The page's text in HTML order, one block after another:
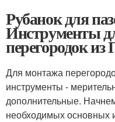
Рубанок для
Инструменты
перегородок
Для монтажа
инструменты -
дополнительные.
необходимых основных